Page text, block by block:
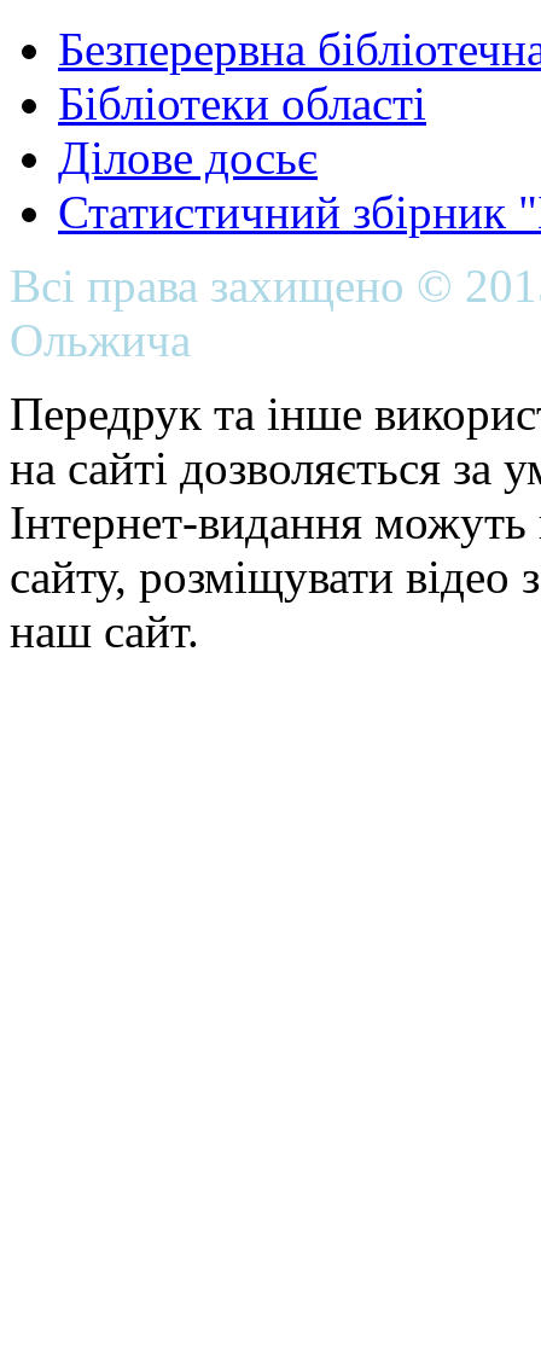
Безперервна
Бібліотеки області
Ділове досьє
Статистичний
Всі права захищено ©
Ольжича
Передрук та інше
на сайті дозволяється
Інтернет-видання можуть
сайту, розміщувати відео
наш сайт.